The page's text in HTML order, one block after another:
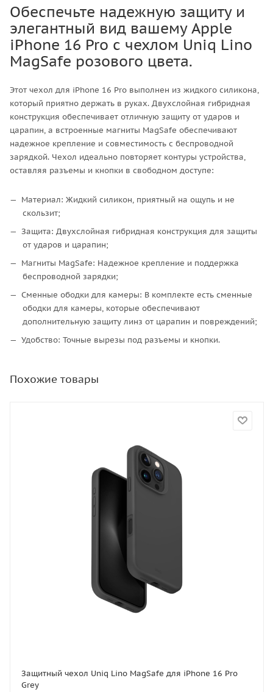
Обеспечьте надежную защиту и
элегантный вид вашему Apple
iPhone 16 Pro с чехлом Uniq Lino
MagSafe розового цвета.
Этот чехол для iPhone 16 Pro выполнен из жидкого силикона,
который приятно держать в руках. Двухслойная гибридная
конструкция обеспечивает отличную защиту от ударов и
царапин, а встроенные магниты MagSafe обеспечивают
надежное крепление и совместимость с беспроводной
зарядкой. Чехол идеально повторяет контуры устройства,
оставляя разъемы и кнопки в свободном доступе:
Материал: Жидкий силикон, приятный на ощупь и не
скользит;
Защита: Двухслойная гибридная конструкция для защиты
от ударов и царапин;
Магниты MagSafe: Надежное крепление и поддержка
беспроводной зарядки;
Сменные ободки для камеры: В комплекте есть сменные
ободки для камеры, которые обеспечивают
дополнительную защиту линз от царапин и повреждений;
Удобство: Точные вырезы под разъемы и кнопки.
Похожие товары
Защитный чехол Uniq Lino MagSafe для iPhone 16 Pro
Grey